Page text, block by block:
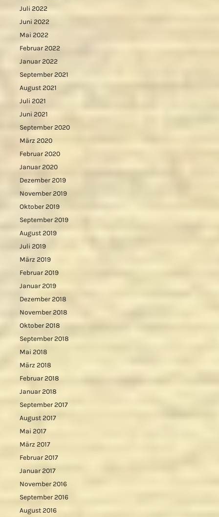
Juli 2022
Juni 2022
Mai 2022
Februar 2022
Januar 2022
September 2021
August 2021
Juli 2021
Juni 2021
September 2020
März 2020
Februar 2020
Januar 2020
Dezember 2019
November 2019
Oktober 2019
September 2019
August 2019
Juli 2019
März 2019
Februar 2019
Januar 2019
Dezember 2018
November 2018
Oktober 2018
September 2018
Mai 2018
März 2018
Februar 2018
Januar 2018
September 2017
August 2017
Mai 2017
März 2017
Februar 2017
Januar 2017
November 2016
September 2016
August 2016